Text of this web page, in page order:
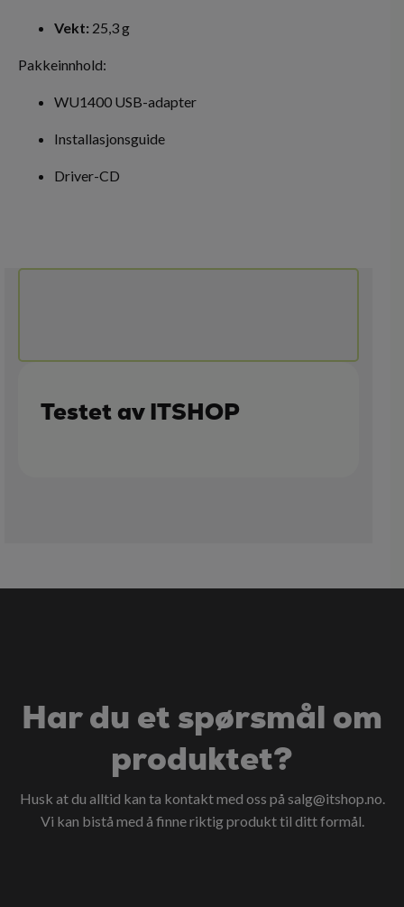
Vekt: 25,3 g
Pakkeinnhold:
WU1400 USB-adapter
Installasjonsguide
Driver-CD
Testet av ITSHOP
Har du et spørsmål om
produktet?
Husk at du alltid kan ta kontakt med oss på salg@itshop.no.
Vi kan bistå med å finne riktig produkt til ditt formål.